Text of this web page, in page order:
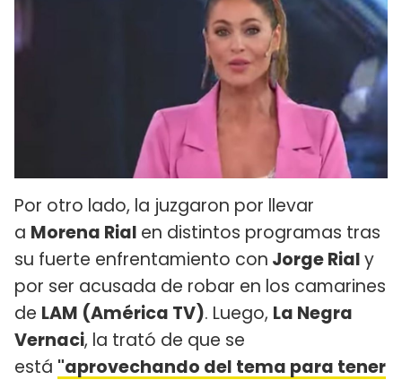
Por otro lado, la juzgaron por llevar
a Morena Rial en distintos programas tras
su fuerte enfrentamiento con Jorge Rialy
por ser acusada de robar en los camarines
de LAM (América TV). Luego, La Negra
Vernaci, la trató de que se
está "aprovechando del tema para tener